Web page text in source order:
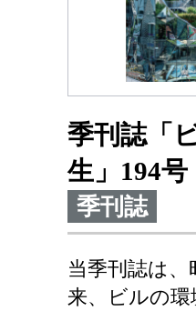
季刊誌「
生」194号
季刊誌
当季刊誌は、
来、ビルの